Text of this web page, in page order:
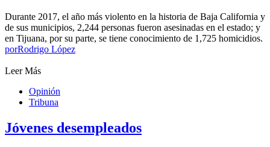
Durante 2017, el año más violento en la historia de Baja California y
de sus municipios, 2,244 personas fueron asesinadas en el estado; y
en Tijuana, por su parte, se tiene conocimiento de 1,725 homicidios.
porRodrigo López
Leer Más
Opinión
Tribuna
Jóvenes desempleados